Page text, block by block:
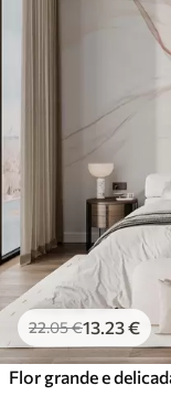
22.05€13 .23€
Flor grande e